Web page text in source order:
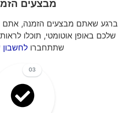
מבצעים
ברגע שאתם מבצעים הזמנה, אתם
שלכם באופן אוטומטי, תוכלו
שתתחברו
03